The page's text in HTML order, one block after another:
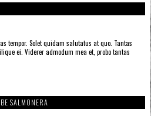
tempor. Solet quidam salutatus at quo. Tantas
ei. Viderer admodum mea et, probo tantas
SALMONERA